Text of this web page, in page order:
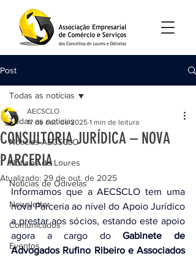
Post
Todas as notícias
Notícias AECSCLO
Noticias de Loures
Noticias de Odivelas
Newsletter
Comunicados
Eventos
Todas as notícias
CONSULTORIA JURÍDICA – NOVA
PARCERIA
AECSCLO
17 de out. de 2025 1 min de leitura
Atualizado: 29 de out. de 2025
Informamos que a AECSCLO tem uma
nova Parceria ao nível do Apoio Jurídico
a prestar aos sócios, estando este apoio
agora a cargo do Gabinete de
Advogados Rufino Ribeiro e Associados